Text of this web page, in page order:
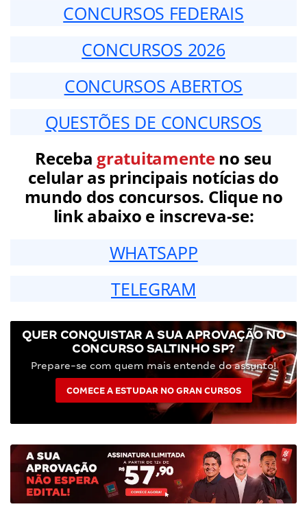
CONCURSOS FEDERAIS
CONCURSOS 2026
CONCURSOS ABERTOS
QUESTÕES DE CONCURSOS
Receba gratuitamenteno seu
celular as principais notícias do
mundo dos concursos. Clique no
link abaixo e inscreva-se:
WHATSAPP
TELEGRAM
QUER CONQUISTAR A SUA APROVAÇÃO NO
CONCURSO SALTINHO SP?
Prepare-se com quem mais entende do assunto!
COMECE A ESTUDAR NO GRAN CURSOS